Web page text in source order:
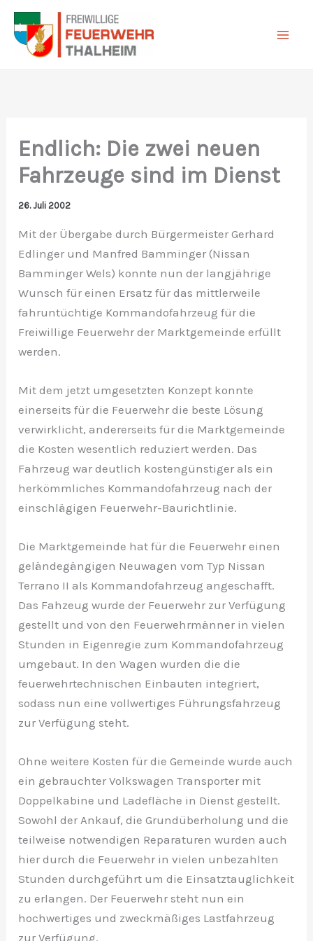
Zum
Inhalt
springen
Endlich: Die zwei neuen
Fahrzeuge sind im Dienst
26. Juli 2002
Mit der Übergabe durch Bürgermeister Gerhard
Edlinger und Manfred Bamminger (Nissan
Bamminger Wels) konnte nun der langjährige
Wunsch für einen Ersatz für das mittlerweile
fahruntüchtige Kommandofahrzeug für die
Freiwillige Feuerwehr der Marktgemeinde erfüllt
werden.
Mit dem jetzt umgesetzten Konzept konnte
einerseits für die Feuerwehr die beste Lösung
verwirklicht, andererseits für die Marktgemeinde
die Kosten wesentlich reduziert werden. Das
Fahrzeug war deutlich kostengünstiger als ein
herkömmliches Kommandofahrzeug nach der
einschlägigen Feuerwehr-Baurichtlinie.
Die Marktgemeinde hat für die Feuerwehr einen
geländegängigen Neuwagen vom Typ Nissan
Terrano II als Kommandofahrzeug angeschafft.
Das Fahzeug wurde der Feuerwehr zur Verfügung
gestellt und von den Feuerwehrmänner in vielen
Stunden in Eigenregie zum Kommandofahrzeug
umgebaut. In den Wagen wurden die die
feuerwehrtechnischen Einbauten integriert,
sodass nun eine vollwertiges Führungsfahrzeug
zur Verfügung steht.
Ohne weitere Kosten für die Gemeinde wurde auch
ein gebrauchter Volkswagen Transporter mit
Doppelkabine und Ladefläche in Dienst gestellt.
Sowohl der Ankauf, die Grundüberholung und die
teilweise notwendigen Reparaturen wurden auch
hier durch die Feuerwehr in vielen unbezahlten
Stunden durchgeführt um die Einsatztauglichkeit
zu erlangen. Der Feuerwehr steht nun ein
hochwertiges und zweckmäßiges Lastfahrzeug
zur Verfügung.